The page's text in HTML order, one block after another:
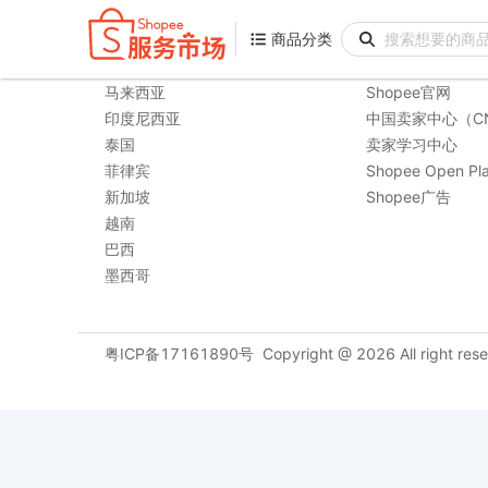
商品分类
商品分类
购物站点
马来西亚
印度尼西亚
泰国
菲律宾
新加坡
越南
巴西
墨西哥
相关链接
Shopee官网
中国卖家中心（
卖家学习中心
Shopee Open
Shopee广告
粤ICP备17161890号 Copyright @ 2026 All right